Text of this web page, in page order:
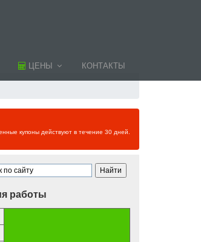
ЦЕНЫ КОНТАКТЫ
купоны действуют в течение 30 дней.
работы